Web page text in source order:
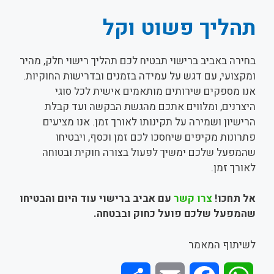
תהליך פשוט וקל
בחירה באביב ברישוי תבטיח לכם תהליך רישוי חלק, מהיר
ומקצועי, עם דגש על עמידה בזמנים ובדרישות החוקיות.
אנו מספקים שירותים מותאמים אישית לכל סוגי
היצרנים, ומלווים אתכם מהגשת הבקשה ועד קבלת
הרישיון ושמירה על תקינותו לאורך זמן. אנו מציעים
פתרונות מקיפים שיחסכו לכם זמן וכסף, ויבטיחו
שהמפעל שלכם ימשיך לפעול בצורה חוקית ובטוחה
לאורך זמן.
אל תחכו! צרו קשר עם אביב ברישוי עוד היום והבטיחו
שהמפעל שלכם פועל כחוק ובבטחה.
לשיתוף המאמר